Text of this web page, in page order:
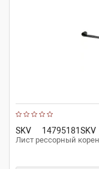
SKV 14795181SKV
Лист рессорный